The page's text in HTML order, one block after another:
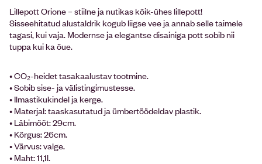
Lillepott Orione – stiilne ja nutikas kõik-ühes lillepott!
Sisseehitatud alustaldrik kogub liigse vee ja annab selle taimele
tagasi, kui vaja. Modernse ja elegantse disainiga pott sobib nii
tuppa kui ka õue.
• CO₂-heidet tasakaalustav tootmine.
• Sobib sise- ja välistingimustesse.
• Ilmastikukindel ja kerge.
• Materjal: taaskasutatud ja ümbertöödeldav plastik.
• Läbimõõt: 29cm.
• Kõrgus: 26cm.
• Värvus: valge.
• Maht: 11,1l.